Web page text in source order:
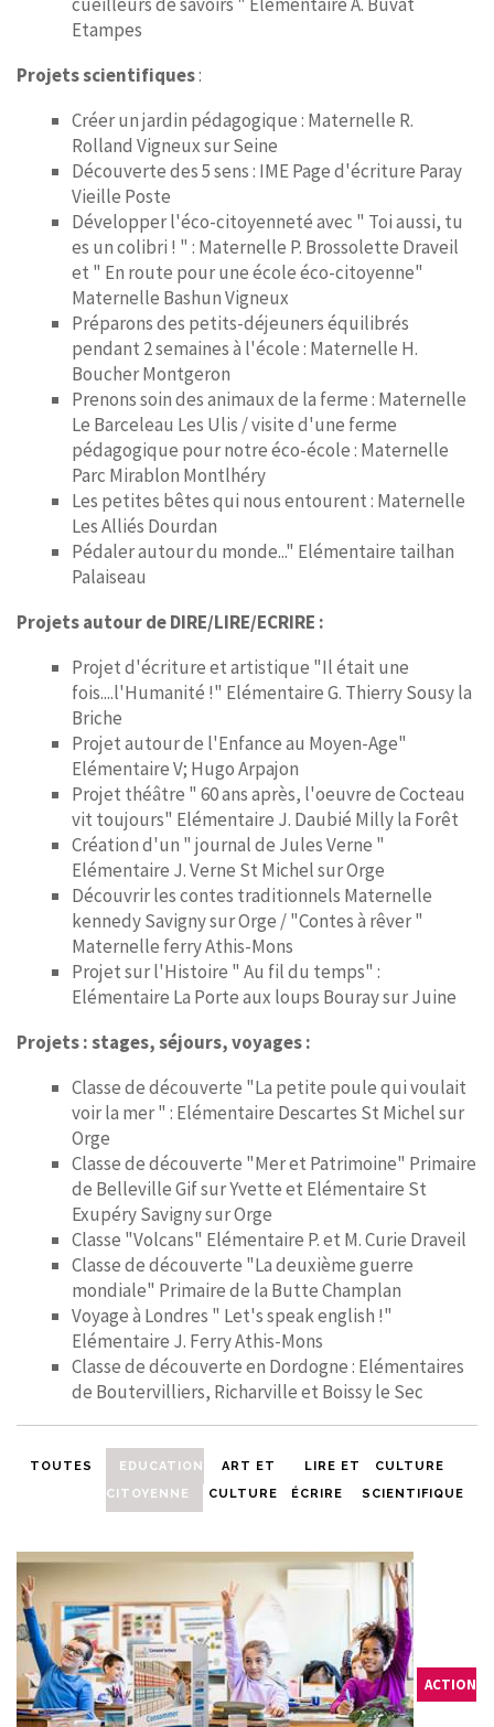
Etampes
Projets scientifiques:
Créer un jardin pédagogique : Maternelle R.
Rolland Vigneux sur Seine
Découverte des 5 sens : IME Page d'écriture Paray
Vieille Poste
Développer l'éco-citoyenneté avec " Toi aussi, tu
es un colibri ! " : Maternelle P. Brossolette Draveil
et " En route pour une école éco-citoyenne"
Maternelle Bashun Vigneux
Préparons des petits-déjeuners équilibrés
pendant 2 semaines à l'école : Maternelle H.
Boucher Montgeron
Prenons soin des animaux de la ferme : Maternelle
Le Barceleau Les Ulis / visite d'une ferme
pédagogique pour notre éco-école : Maternelle
Parc Mirablon Montlhéry
Les petites bêtes qui nous entourent : Maternelle
Les Alliés Dourdan
Pédaler autour du monde..." Elémentaire tailhan
Palaiseau
Projets autour de DIRE/LIRE/ECRIRE :
Projet d'écriture et artistique "Il était une
fois....l'Humanité !" Elémentaire G. Thierry Sousy la
Briche
Projet autour de l'Enfance au Moyen-Age"
Elémentaire V; Hugo Arpajon
Projet théâtre " 60 ans après, l'oeuvre de Cocteau
vit toujours" Elémentaire J. Daubié Milly la Forêt
Création d'un " journal de Jules Verne "
Elémentaire J. Verne St Michel sur Orge
Découvrir les contes traditionnels Maternelle
kennedy Savigny sur Orge / "Contes à rêver "
Maternelle ferry Athis-Mons
Projet sur l'Histoire " Au fil du temps" :
Elémentaire La Porte aux loups Bouray sur Juine
Projets : stages, séjours, voyages :
Classe de découverte "La petite poule qui voulait
voir la mer " : Elémentaire Descartes St Michel sur
Orge
Classe de découverte "Mer et Patrimoine" Primaire
de Belleville Gif sur Yvette et Elémentaire St
Exupéry Savigny sur Orge
Classe "Volcans" Elémentaire P. et M. Curie Draveil
Classe de découverte "La deuxième guerre
mondiale" Primaire de la Butte Champlan
Voyage à Londres " Let's speak english !"
Elémentaire J. Ferry Athis-Mons
Classe de découverte en Dordogne : Elémentaires
de Boutervilliers, Richarville et Boissy le Sec
TOUTES
EDUCATION
CITOYENNE
ART ET
CULTURE
LIRE ET
ÉCRIRE
CULTURE
SCIENTIFIQUE
ACTION